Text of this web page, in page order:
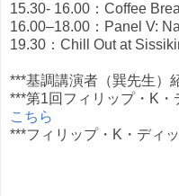
15.30- 16.00：Coffee
16.00–18.00：Panel V:
19.30：Chill Out at
***基調講演者（巽先生）
***第1回フィリップ・K
こちら
***フィリップ・K・ディ